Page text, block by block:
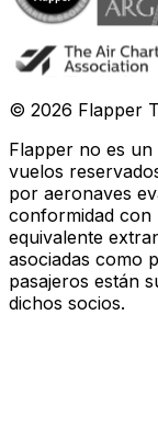
© 2026 Flapper
Flapper no es
vuelos
por aeronaves
conformidad con
equivalente
asociadas como
pasajeros están
dichos socios.